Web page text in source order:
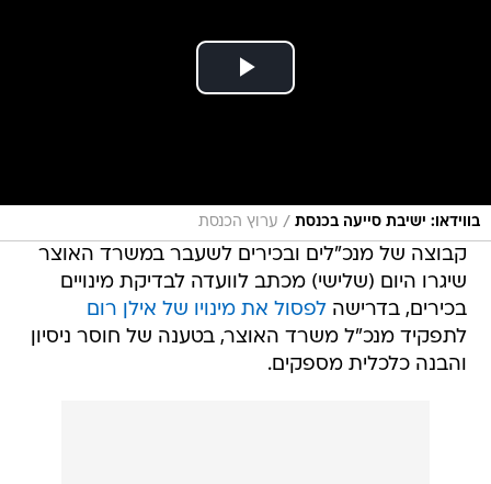
בווידאו: ישיבת סייעה בכנסת / ערוץ הכנסת
קבוצה של מנכ"לים ובכירים לשעבר במשרד האוצר
שיגרו היום (שלישי) מכתב לוועדה לבדיקת מינויים
בכירים, בדרישהלפסול את מינויו של אילן רום
לתפקיד מנכ"ל משרד האוצר, בטענה של חוסר ניסיון
והבנה כלכלית מספקים.